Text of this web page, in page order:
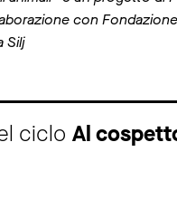
con
Silj
ciclo Al